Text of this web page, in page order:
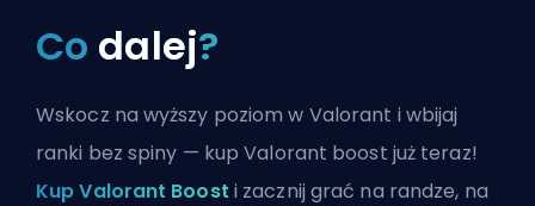
Co dalej?
Wskocz na wyższy poziom w Valorant i wbijaj
ranki bez spiny — kup Valorant boost już teraz!
Kup Valorant Boost i zacznij grać na randze, na